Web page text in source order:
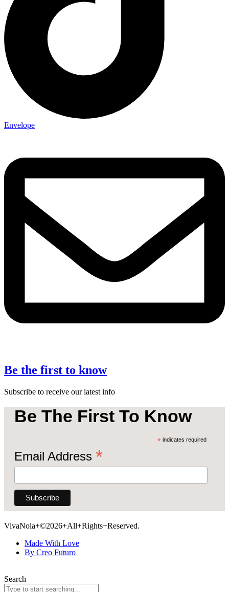
Envelope
Be the first to know
Subscribe to receive our latest info
Be The First To Know
* indicates required
Email Address *
VivaNola+©2026+All+Rights+Reserved.
Made With Love
By Creo Futuro
Search